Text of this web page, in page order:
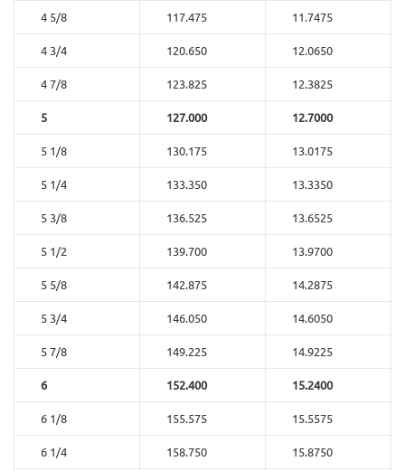
4 5/8 117.475 11.7475
4 3/4 120.650 12.0650
4 7/8 123.825 12.3825
5 127.000 12.7000
5 1/8 130.175 13.0175
5 1/4 133.350 13.3350
5 3/8 136.525 13.6525
5 1/2 139.700 13.9700
5 5/8 142.875 14.2875
5 3/4 146.050 14.6050
5 7/8 149.225 14.9225
6 152.400 15.2400
6 1/8 155.575 15.5575
6 1/4 158.750 15.8750